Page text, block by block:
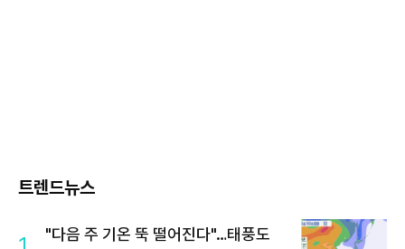
트렌드뉴스
"다음 주 기온 뚝 떨어진다"…태풍도